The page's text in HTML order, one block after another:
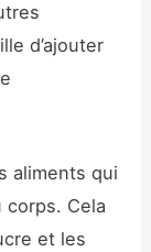
d’ajouter
aliments qui
corps. Cela
et les